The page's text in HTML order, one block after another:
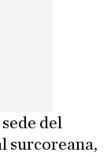
del
surcoreana,